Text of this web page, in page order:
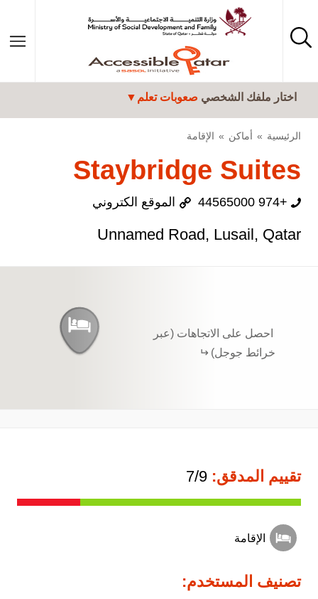
تجاوز إلى المحتوى الرئيسي
اختار ملفك الشخصي صعوبات تعلم
الرئيسية أماكن الإقامة
Staybridge Suites
+974 44565000 الموقع الكتروني
Unnamed Road, Lusail, Qatar
احصل على الاتجاهات (عبر
خرائط جوجل)
تقييم المدقق:
الإقامة
تصنيف المستخدم: